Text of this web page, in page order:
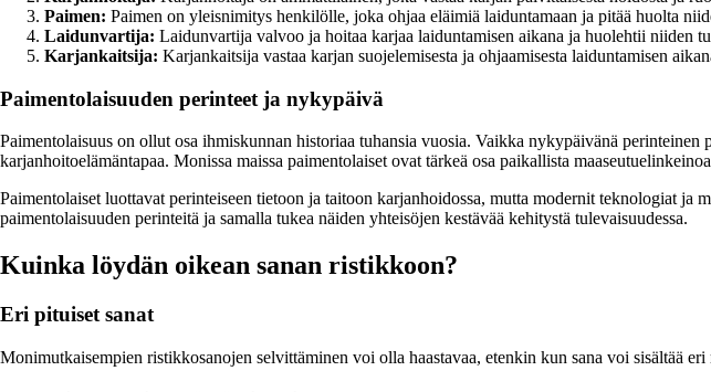
Paimen: Paimen on yleisnimitys henkilölle, joka ohjaa eläimiä laiduntamaan ja pitää huolta
Laidunvartija: Laidunvartija valvoo ja hoitaa karjaa laiduntamisen aikana ja huolehtii niiden
Karjankaitsija: Karjankaitsija vastaa karjan suojelemisesta ja ohjaamisesta laiduntamisen
Paimentolaisuuden perinteet ja nykypäivä
Paimentolaisuus on ollut osa ihmiskunnan historiaa tuhansia vuosia. Vaikka nykypäivänä
karjanhoitoelämäntapaa. Monissa maissa paimentolaiset ovat tärkeä osa paikallista
Paimentolaiset luottavat perinteiseen tietoon ja taitoon karjanhoidossa, mutta modernit teknologiat
paimentolaisuuden perinteitä ja samalla tukea näiden yhteisöjen kestävää kehitystä tulevaisuudessa.
Kuinka löydän oikean sanan ristikkoon?
Eri pituiset sanat
Monimutkaisempien ristikkosanojen selvittäminen voi olla haastavaa, etenkin kun sana voi